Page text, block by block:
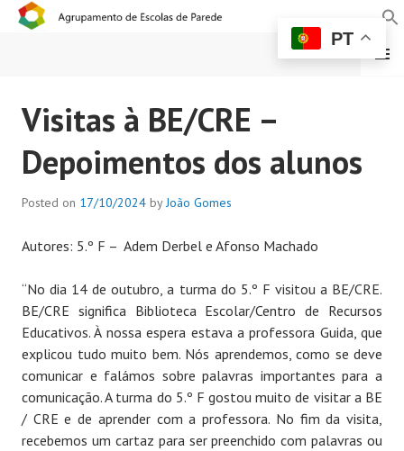
AGRUPAMENTO DE
ESCOLAS DE PAREDE
MENU
Visitas à BE/CRE –
Depoimentos dos alunos
Posted on 17/10/2024 byJoão Gomes
Autores: 5.º F – Adem Derbel e Afonso Machado
“No dia 14 de outubro, a turma do 5.º F visitou a BE/CRE.
BE/CRE significa Biblioteca Escolar/Centro de Recursos
Educativos. À nossa espera estava a professora Guida, que
explicou tudo muito bem. Nós aprendemos, como se deve
comunicar e falámos sobre palavras importantes para a
comunicação. A turma do 5.º F gostou muito de visitar a BE
/ CRE e de aprender com a professora. No fim da visita,
recebemos um cartaz para ser preenchido com palavras ou
PT